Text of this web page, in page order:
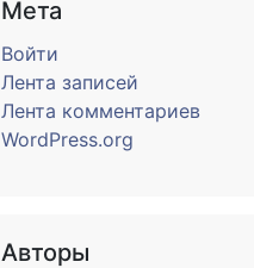
Мета
Войти
Лента записей
Лента комментариев
WordPress.org
Авторы